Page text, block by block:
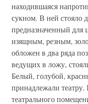
находившаяся
сукном. В ней стояло
предназначенный
изящным, резным,
обложен в два ряда
ведущих в ложу,
Белый, голубой,
принадлежали
театрального